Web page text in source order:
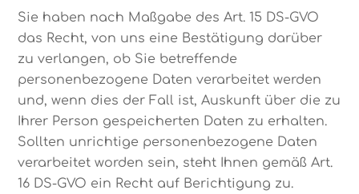
Sie haben nach Maßgabe des Art. 15 DS-GVO
das Recht, von uns eine Bestätigung darüber
zu verlangen, ob Sie betreffende
personenbezogene Daten verarbeitet werden
und, wenn dies der Fall ist, Auskunft über die zu
Ihrer Person gespeicherten Daten zu erhalten.
Sollten unrichtige personenbezogene Daten
verarbeitet worden sein, steht Ihnen gemäß Art.
16 DS-GVO ein Recht auf Berichtigung zu.